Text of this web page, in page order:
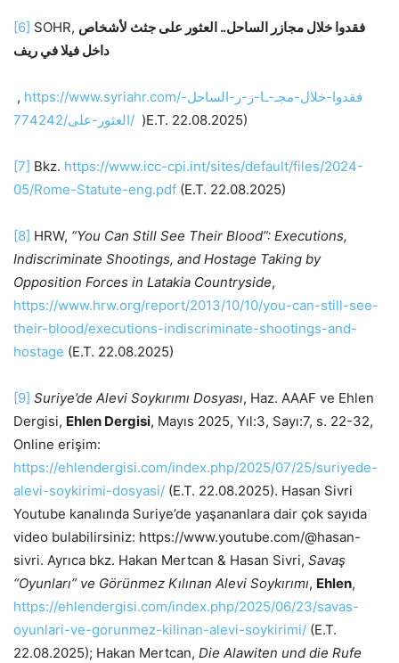
[6] SOHR, فقدوا خلال مجازر الساحل.. العثور على جثث لأشخاص
, https://www.syriahr.com/فقدوا-خلال-مجـ-ـا-ز-ر-الساحل-
العثور-على/774242/ )E.T. 22.08.2025)
[7] Bkz. https://www.icc-cpi.int/sites/default/files/2024-
05/Rome-Statute-eng.pdf (E.T. 22.08.2025)
[8] HRW, “You Can Still See Their Blood”: Executions,
Indiscriminate Shootings, and Hostage Taking by
Opposition Forces in Latakia Countryside,
https://www.hrw.org/report/2013/10/10/you-can-still-see-
their-blood/executions-indiscriminate-shootings-and-
hostage (E.T. 22.08.2025)
[9] Suriye’de Alevi Soykırımı Dosyası, Haz. AAAF ve Ehlen
Dergisi, Ehlen Dergisi, Mayıs 2025, Yıl:3, Sayı:7, s. 22-32,
Online erişim:
https://ehlendergisi.com/index.php/2025/07/25/suriyede-
alevi-soykirimi-dosyasi/ (E.T. 22.08.2025). Hasan Sivri
Youtube kanalında Suriye’de yaşananlara dair çok sayıda
video bulabilirsiniz: https://www.youtube.com/@hasan-
sivri. Ayrıca bkz. Hakan Mertcan & Hasan Sivri, Savaş
“Oyunları” ve Görünmez Kılınan Alevi Soykırımı, Ehlen,
https://ehlendergisi.com/index.php/2025/06/23/savas-
oyunlari-ve-gorunmez-kilinan-alevi-soykirimi/ (E.T.
22.08.2025); Hakan Mertcan, Die Alawiten und die Rufe